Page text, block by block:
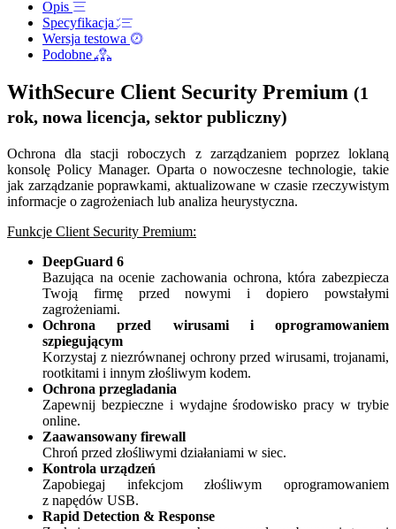
Opis
Specyfikacja
Wersja testowa
Podobne
WithSecure Client Security Premium (1
rok, nowa licencja, sektor publiczny)
Ochrona dla stacji roboczych z zarządzaniem poprzez loklaną
konsolę Policy Manager. Oparta o nowoczesne technologie, takie
jak zarządzanie poprawkami, aktualizowane w czasie rzeczywistym
informacje o zagrożeniach lub analiza heurystyczna.
Funkcje Client Security Premium:
DeepGuard 6
Bazująca na ocenie zachowania ochrona, która zabezpiecza
Twoją firmę przed nowymi i dopiero powstałymi
zagrożeniami.
Ochrona przed wirusami i oprogramowaniem
szpiegującym
Korzystaj z niezrównanej ochrony przed wirusami, trojanami,
rootkitami i innym złośliwym kodem.
Ochrona przegladania
Zapewnij bezpieczne i wydajne środowisko pracy w trybie
online.
Zaawansowany firewall
Chroń przed złośliwymi działaniami w siec.
Kontrola urządzeń
Zapobiegaj infekcjom złośliwym oprogramowaniem
z napędów USB.
Rapid Detection & Response